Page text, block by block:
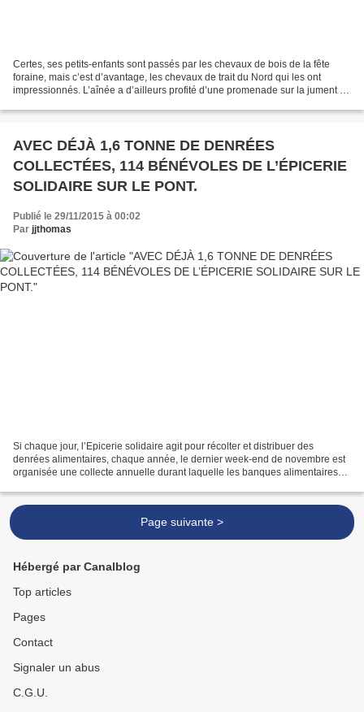
Certes, ses petits-enfants sont passés par les chevaux de bois de la fête
foraine, mais c’est d’avantage, les chevaux de trait du Nord qui les ont
impressionnés. L’aînée a d’ailleurs profité d’une promenade sur la jument de
AVEC DÉJÀ 1,6 TONNE DE DENRÉES
COLLECTÉES, 114 BÉNÉVOLES DE L’ÉPICERIE
SOLIDAIRE SUR LE PONT.
Publié le 29/11/2015 à 00:02
Par jjthomas
Si chaque jour, l’Epicerie solidaire agit pour récolter et distribuer des
denrées alimentaires, chaque année, le dernier week-end de novembre est
organisée une collecte annuelle durant laquelle les banques alimentaires
Page suivante >
Hébergé par Canalblog
Top articles
Pages
Contact
Signaler un abus
C.G.U.